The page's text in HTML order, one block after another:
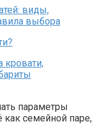
параметры
как семейной паре,